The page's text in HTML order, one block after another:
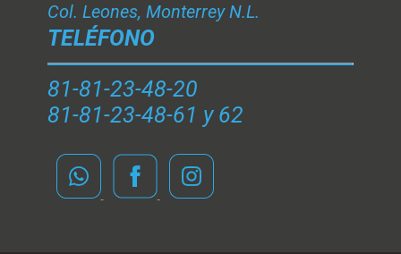
Col. Leones, Monterrey N.L.
TELÉFONO
81-81-23-48-20
81-81-23-48-61 y 62